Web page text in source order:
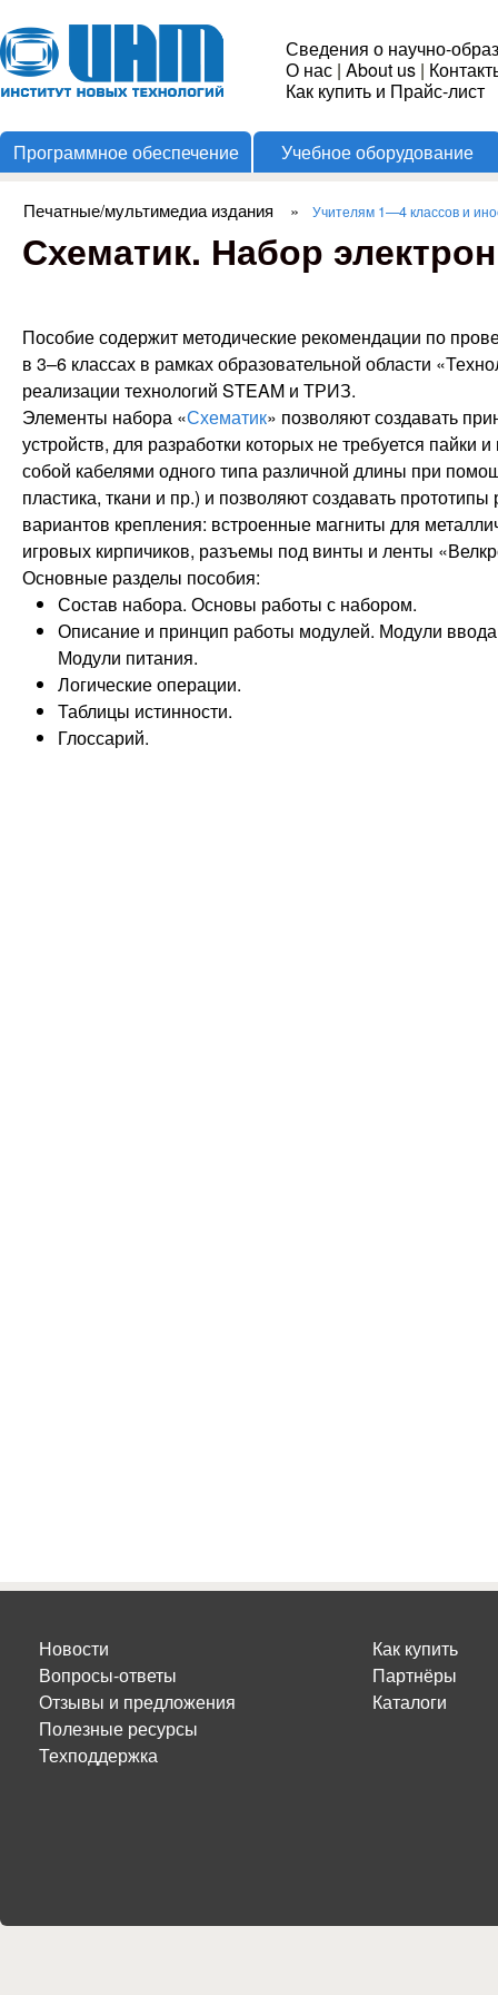
Институт
Новых
Технологий
Сведения о научно-
О нас | About us |
Как купить и Прайс-лист
Программное обеспечение Учебное оборудование
Вы здесь
Печатные/мультимедиа издания » Учителям 1—4 классов и
Схематик. Набор
Пособие содержит методические рекомендации по
в 3–6 классах в рамках образовательной области
реализации технологий STEAM и ТРИЗ.
Элементы набора «Схематик» позволяют создавать
устройств, для разработки которых не требуется
собой кабелями одного типа различной длины при
пластика, ткани и пр.) и позволяют создавать
вариантов крепления: встроенные магниты для
игровых кирпичиков, разъемы под винты и ленты
Основные разделы пособия:
Состав набора. Основы работы с набором.
Описание и принцип работы модулей. Модули
Модули питания.
Логические операции.
Таблицы истинности.
Глоссарий.
Новости
Вопросы-ответы
Отзывы и предложения
Полезные ресурсы
Техподдержка
Как купить
Партнёры
Каталоги